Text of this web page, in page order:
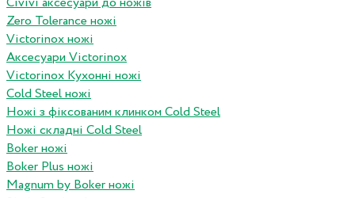
Zero Tolerance ножі
Victorinox ножі
Аксесуари Victorinox
Victorinox Кухонні ножі
Cold Steel ножі
Ножі з фіксованим клинком Cold Steel
Ножі складні Cold Steel
Boker ножі
Boker Plus ножі
Magnum by Boker ножі